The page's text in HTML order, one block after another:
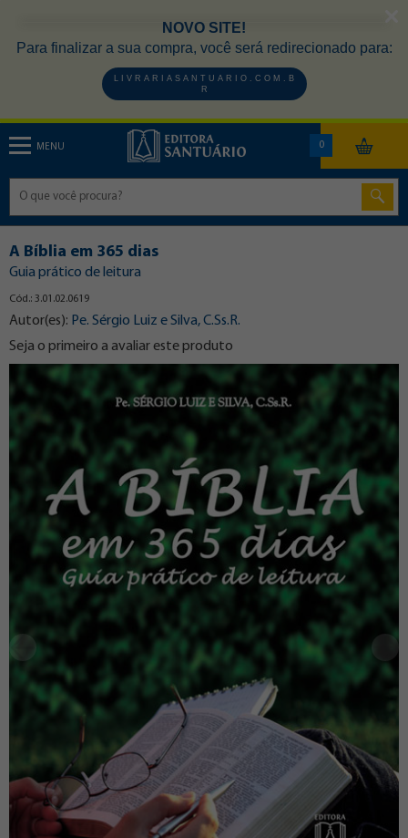
NOVO SITE!
Para finalizar a sua compra, você será redirecionado para:
L I V R A R I A S A N T U A R I O . C O M . B
R
MENU 0
A Bíblia em 365 dias
Guia prático de leitura
Cód.: 3.01.02.0619
Autor(es): Pe. Sérgio Luiz e Silva, C.Ss.R.
Seja o primeiro a avaliar este produto